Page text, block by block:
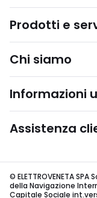
Prodotti e
Chi siamo
Informazioni
Assistenza
© ELETTROVENETA
della Navigazione
Capitale Sociale